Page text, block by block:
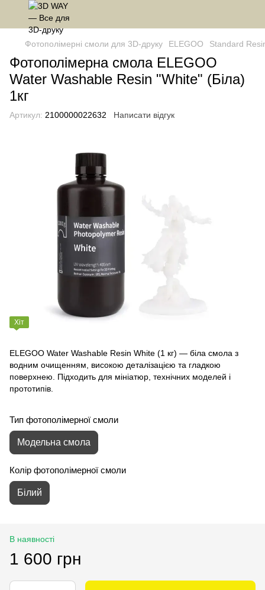
Фотополімерні смоли для 3D-друку ELEGOO Standard
Фотополімерна смола ELEGOO
Water Washable Resin "White" (Біла)
1кг
Артикул: 2100000022632 Написати відгук
Хіт
ELEGOO Water Washable Resin White (1 кг) — біла смола з
водним очищенням, високою деталізацією та гладкою
поверхнею. Підходить для мініатюр, технічних моделей і
прототипів.
Тип фотополімерної смоли
Модельна смола
Колір фотополімерної смоли
Білий
В наявності
1 600 грн